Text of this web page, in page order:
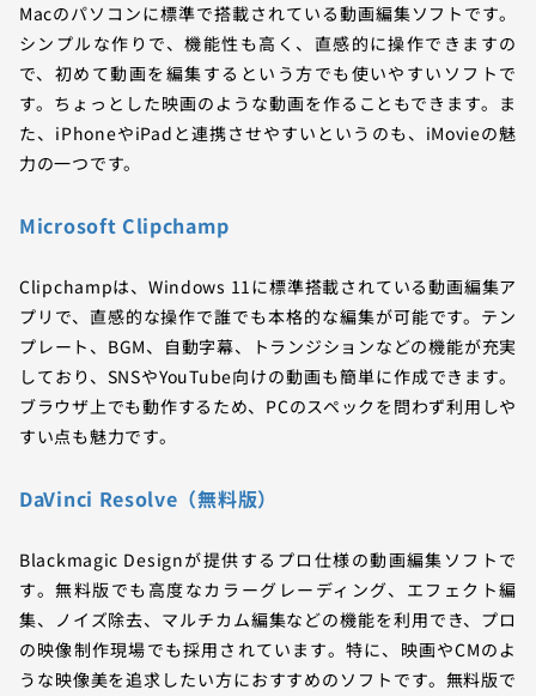
Macのパソコンに標準で搭載されている動画編集ソフトです。
シンプルな作りで、機能性も高く、直感的に操作できますの
で、初めて動画を編集するという方でも使いやすいソフトで
す。ちょっとした映画のような動画を作ることもできます。ま
た、iPhoneやiPadと連携させやすいというのも、iMovieの魅
力の一つです。
Microsoft Clipchamp
Clipchampは、Windows 11に標準搭載されている動画編集ア
プリで、直感的な操作で誰でも本格的な編集が可能です。テン
プレート、BGM、自動字幕、トランジションなどの機能が充実
しており、SNSやYouTube向けの動画も簡単に作成できます。
ブラウザ上でも動作するため、PCのスペックを問わず利用しや
すい点も魅力です。
DaVinci Resolve（無料版）
Blackmagic Designが提供するプロ仕様の動画編集ソフトで
す。無料版でも高度なカラーグレーディング、エフェクト編
集、ノイズ除去、マルチカム編集などの機能を利用でき、プロ
の映像制作現場でも採用されています。特に、映画やCMのよ
うな映像美を追求したい方におすすめのソフトです。無料版で